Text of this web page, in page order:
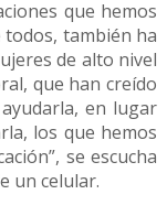
que hemos
también ha
de alto nivel
que han creído
en lugar
los que hemos
se escucha
un celular.